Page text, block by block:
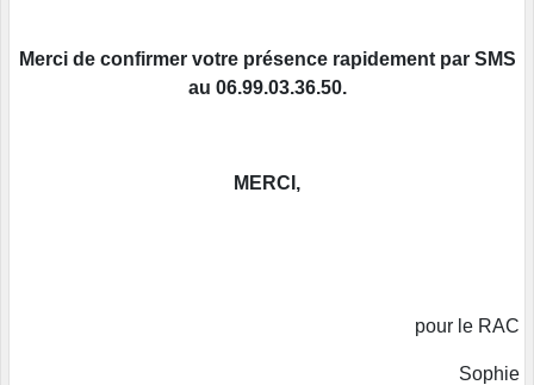
Merci de confirmer votre présence rapidement par SMS
au 06.99.03.36.50.
MERCI,
pour le RAC
Sophie